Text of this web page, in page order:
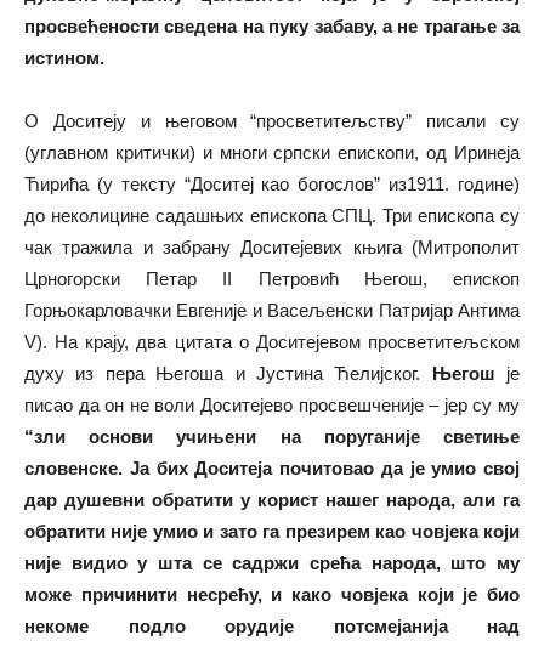
просвећености сведена на пуку забаву, а не трагање за
истином.
О Доситеју и његовом “просветитељству” писали су
(углавном критички) и многи српски епископи, од Иринеја
Ћирића (у тексту “Доситеј као богослов” из1911. године)
до неколицине садашњих епископа СПЦ. Три епископа су
чак тражила и забрану Доситејевих књига (Митрополит
Црногорски Петар II Петровић Његош, епископ
Горњокарловачки Евгеније и Васељенски Патријар Антима
V). На крају, два цитата о Доситејевом просветитељском
духу из пера Његоша и Јустина Ћелијског. Његош је
писао да он не воли Доситејево просвешченије – јер су му
“зли основи учињени на поруганије светиње
словенске. Ја бих Доситеја почитовао да је умио свој
дар душевни обратити у корист нашег народа, али га
обратити није умио и зато га презирем као човјека који
није видио у шта се садржи срећа народа, што му
може причинити несрећу, и како човјека који је био
некоме подло орудије потсмејанија над